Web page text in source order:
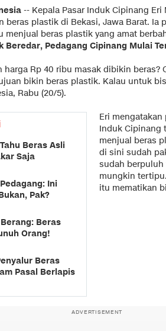
-- Kepala Pasar Induk Cipinang
beras plastik di Bekasi, Jawa Barat. Ia
menjual beras plastik yang amat
Beredar, Pedagang Cipinang Mulai
harga Rp 40 ribu masak dibikin beras?
bikin beras plastik. Kalau untuk
Rabu (20/5).
Beras Asli
Saja
Ini
Pak?
Beras
Orang!
Beras
Pasal Berlapis
Eri mengatakan
Induk Cipinang
menjual beras
di sini sudah
sudah
mungkin
itu mematikan
ADVERTISEMENT